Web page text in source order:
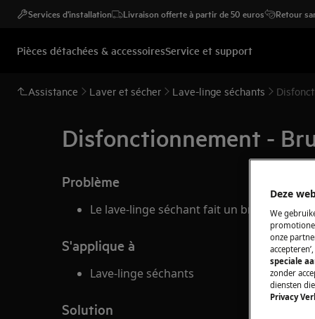
Services d'installation Livraison offerte à partir de 50 euros Retour
Pièces détachées & accessoiresService et support
Assistance Laver et sécher Lave-linge séchants
Disfonctionnement -
Problème
Le lave-linge séchant fait un bruit sourd
S'applique à
Lave-linge séchants
Solution
Deze
We
onze
speciale
zonder
diensten
Privacy